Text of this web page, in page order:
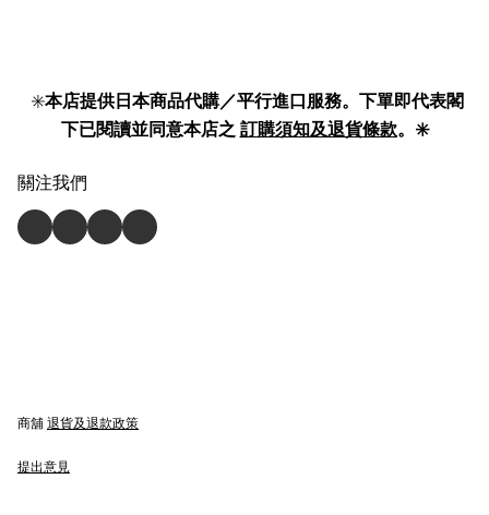
✳️本店提供日本商品代購／平行進口服務。下單即代表閣
下已閱讀並同意本店之 訂購須知及退貨條款。✳️
關注我們
商舖 退貨及退款政策
提出意見